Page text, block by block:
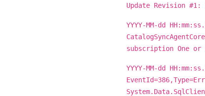
Update Revision #1:
YYYY-MM-dd
subscription One
YYYY-MM-dd